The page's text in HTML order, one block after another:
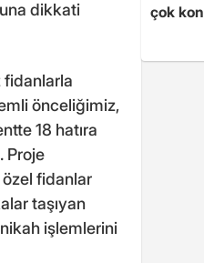
dikkati
önceliğimiz,
18 hatıra
Proje
özel fidanlar
taşıyan
işlemlerini
çok